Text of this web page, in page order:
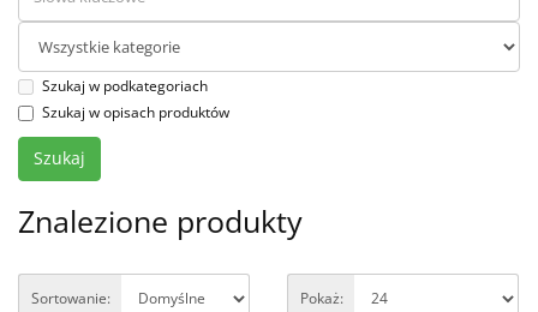
Szukaj w podkategoriach
Szukaj w opisach produktów
Znalezione produkty
Sortowanie: Pokaż: